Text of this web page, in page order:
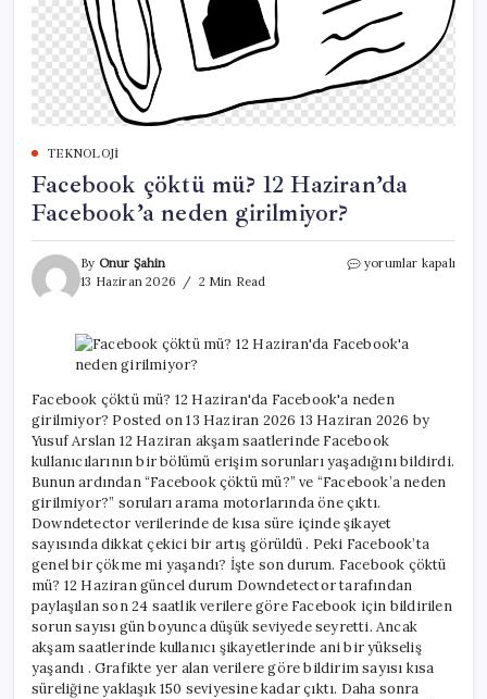
TEKNOLOJI
Facebook çöktü mü? 12 Haziran’da
Facebook’a neden girilmiyor?
By Onur Şahin
13 Haziran 2026
2 Min Read
Facebook
Haziran’da
girilmiyor?
yorumlar kapalı
Facebook çöktü mü? 12 Haziran'da Facebook'a neden
girilmiyor? Posted on 13 Haziran 2026 13 Haziran 2026 by
Yusuf Arslan 12 Haziran akşam saatlerinde Facebook
kullanıcılarının bir bölümü erişim sorunları yaşadığını bildirdi.
Bunun ardından “Facebook çöktü mü?” ve “Facebook’a neden
girilmiyor?” soruları arama motorlarında öne çıktı.
Downdetector verilerinde de kısa süre içinde şikayet
sayısında dikkat çekici bir artış görüldü . Peki Facebook’ta
genel bir çökme mi yaşandı? İşte son durum. Facebook çöktü
mü? 12 Haziran güncel durum Downdetector tarafından
paylaşılan son 24 saatlik verilere göre Facebook için bildirilen
sorun sayısı gün boyunca düşük seviyede seyretti. Ancak
akşam saatlerinde kullanıcı şikayetlerinde ani bir yükseliş
yaşandı . Grafikte yer alan verilere göre bildirim sayısı kısa
süreliğine yaklaşık 150 seviyesine kadar çıktı. Daha sonra